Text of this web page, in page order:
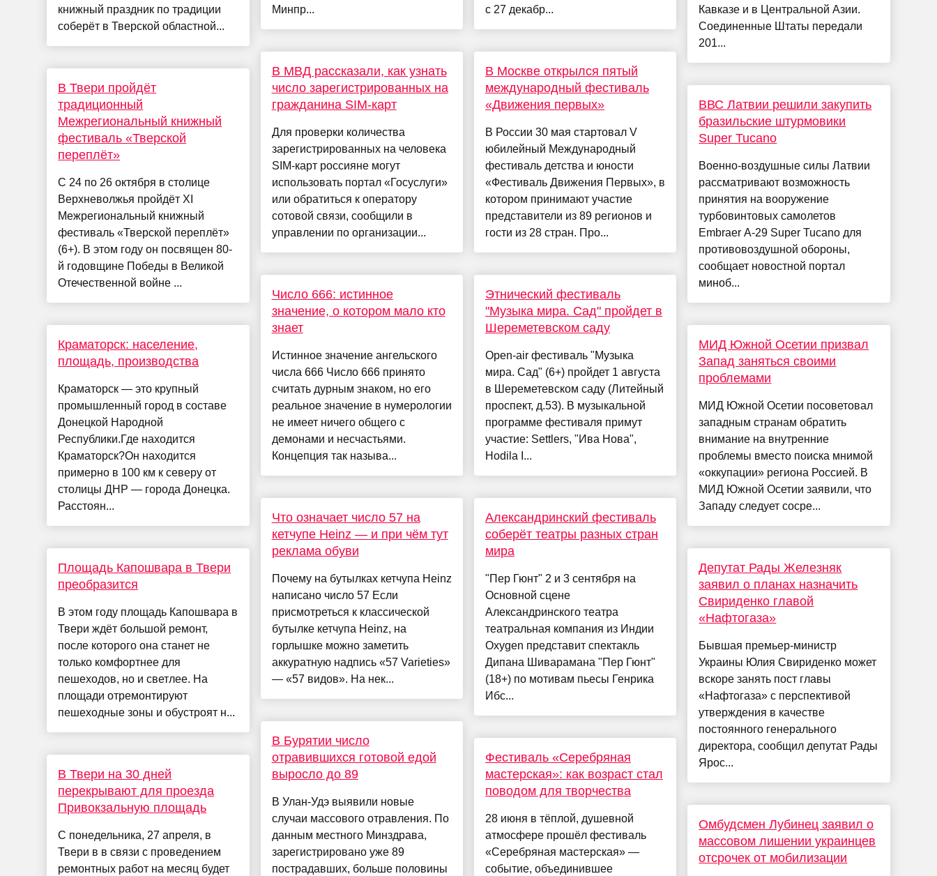
книжный праздник по традиции
соберёт в Тверской областной...
В Твери пройдёт
традиционный
Межрегиональный книжный
фестиваль «Тверской
переплёт»
С 24 по 26 октября в столице
Верхневолжья пройдёт ХI
Межрегиональный книжный
фестиваль «Тверской переплёт»
(6+). В этом году он посвящен 80-
й годовщине Победы в Великой
Отечественной войне ...
Краматорск: население,
площадь, производства
Краматорск — это крупный
промышленный город в составе
Донецкой Народной
Республики.Где находится
Краматорск?Он находится
примерно в 100 км к северу от
столицы ДНР — города Донецка.
Расстоян...
Площадь Капошвара в Твери
преобразится
В этом году площадь Капошвара в
Твери ждёт большой ремонт,
после которого она станет не
только комфортнее для
пешеходов, но и светлее. На
площади отремонтируют
пешеходные зоны и обустроят н...
В Твери на 30 дней
перекрывают для проезда
Привокзальную площадь
С понедельника, 27 апреля, в
Твери в в связи с проведением
ремонтных работ на месяц будет
Минпр...
В МВД рассказали, как узнать
число зарегистрированных на
гражданина SIM-карт
Для проверки количества
зарегистрированных на человека
SIM-карт россияне могут
использовать портал «Госуслуги»
или обратиться к оператору
сотовой связи, сообщили в
управлении по организации...
Число 666: истинное
значение, о котором мало кто
знает
Истинное значение ангельского
числа 666 Число 666 принято
считать дурным знаком, но его
реальное значение в нумерологии
не имеет ничего общего с
демонами и несчастьями.
Концепция так называ...
Что означает число 57 на
кетчупе Heinz — и при чём тут
реклама обуви
Почему на бутылках кетчупа Heinz
написано число 57 Если
присмотреться к классической
бутылке кетчупа Heinz, на
горлышке можно заметить
аккуратную надпись «57 Varieties»
— «57 видов». На нек...
В Бурятии число
отравившихся готовой едой
выросло до 89
В Улан-Удэ выявили новые
случаи массового отравления. По
данным местного Минздрава,
зарегистрировано уже 89
пострадавших, больше половины
с 27 декабр...
В Москве открылся пятый
международный фестиваль
«Движения первых»
В России 30 мая стартовал V
юбилейный Международный
фестиваль детства и юности
«Фестиваль Движения Первых», в
котором принимают участие
представители из 89 регионов и
гости из 28 стран. Про...
Этнический фестиваль
"Музыка мира. Сад" пройдет в
Шереметевском саду
Оpen-air фестиваль "Музыка
мира. Сад" (6+) пройдет 1 августа
в Шереметевском саду (Литейный
проспект, д.53). В музыкальной
программе фестиваля примут
участие: Settlers, "Ива Нова",
Hodila I...
Александринский фестиваль
соберёт театры разных стран
мира
"Пер Гюнт" 2 и 3 сентября на
Основной сцене
Александринского театра
театральная компания из Индии
Oxygen представит спектакль
Дипана Шиварамана "Пер Гюнт"
(18+) по мотивам пьесы Генрика
Ибс...
Фестиваль «Серебряная
мастерская»: как возраст стал
поводом для творчества
28 июня в тёплой, душевной
атмосфере прошёл фестиваль
«Серебряная мастерская» —
событие, объединившее
Кавказе и в Центральной Азии.
Соединенные Штаты передали
201...
ВВС Латвии решили закупить
бразильские штурмовики
Super Tucano
Военно-воздушные силы Латвии
рассматривают возможность
принятия на вооружение
турбовинтовых самолетов
Embraer A-29 Super Tucano для
противовоздушной обороны,
сообщает новостной портал
миноб...
МИД Южной Осетии призвал
Запад заняться своими
проблемами
МИД Южной Осетии посоветовал
западным странам обратить
внимание на внутренние
проблемы вместо поиска мнимой
«оккупации» региона Россией. В
МИД Южной Осетии заявили, что
Западу следует сосре...
Депутат Рады Железняк
заявил о планах назначить
Свириденко главой
«Нафтогаза»
Бывшая премьер-министр
Украины Юлия Свириденко может
вскоре занять пост главы
«Нафтогаза» с перспективой
утверждения в качестве
постоянного генерального
директора, сообщил депутат Рады
Ярос...
Омбудсмен Лубинец заявил о
массовом лишении украинцев
отсрочек от мобилизации